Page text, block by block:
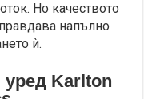
Но качеството
напълно
ѝ.
Karlton